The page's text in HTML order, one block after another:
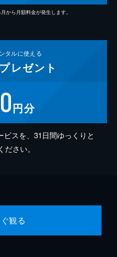
から月額料金が発生します。
タルに使える
プレゼント
円分
スを、31日間ゆっくりと
ださい。
観る